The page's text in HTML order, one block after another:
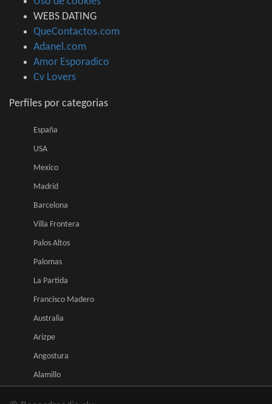
WEBS DATING
QueContactos.com
Adanel.com
Amor Esporadico
Cv Lovers
Perfiles por categorias
España
USA
Mexico
Madrid
Barcelona
Villa Frontera
Palos Altos
Palomas
La Partida
Francisco Madero
Australia
Arizpe
Angostura
Alamillo